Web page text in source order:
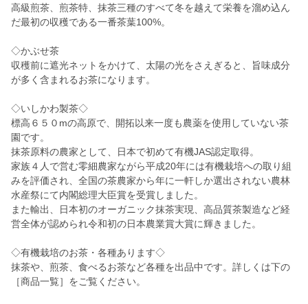
高級煎茶、煎茶特、抹茶三種のすべて冬を越えて栄養を溜め込ん
だ最初の収穫である一番茶葉100%。
◇かぶせ茶
収穫前に遮光ネットをかけて、太陽の光をさえぎると、旨味成分
が多く含まれるお茶になります。
◇いしかわ製茶◇
標高６５０mの高原で、開拓以来一度も農薬を使用していない茶
園です。
抹茶原料の農家として、日本で初めて有機JAS認定取得。
家族４人で営む零細農家ながら平成20年には有機栽培への取り組
みを評価され、全国の茶農家から年に一軒しか選出されない農林
水産祭にて内閣総理大臣賞を受賞しました。
また輸出、日本初のオーガニック抹茶実現、高品質茶製造など経
営全体が認められ令和初の日本農業賞大賞に輝きました。
◇有機栽培のお茶・各種あります◇
抹茶や、煎茶、食べるお茶など各種を出品中です。詳しくは下の
［商品一覧］をご覧ください。